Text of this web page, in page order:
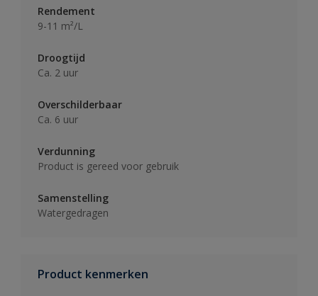
Rendement
9-11 m²/L
Droogtijd
Ca. 2 uur
Overschilderbaar
Ca. 6 uur
Verdunning
Product is gereed voor gebruik
Samenstelling
Watergedragen
Product kenmerken